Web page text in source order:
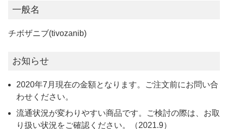
一般名
チボザニブ(tivozanib)
お知らせ
2020年7月現在の金額となります。ご注文前にお問い合
わせください。
流通状況が変わりやすい商品です。ご検討の際は、お取
り扱い状況をご確認ください。（2021.9）